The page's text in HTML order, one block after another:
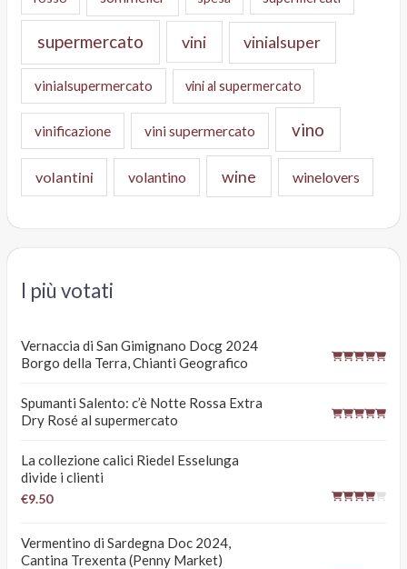
supermercato vini vinialsuper
vinialsupermercato vini al supermercato
vinificazione vini supermercato vino
volantini volantino wine winelovers
I più votati
Vernaccia di San Gimignano Docg 2024
Borgo della Terra, Chianti Geografico
Spumanti Salento: c’è Notte Rossa Extra
Dry Rosé al supermercato
La collezione calici Riedel Esselunga
divide i clienti
€9.50
Vermentino di Sardegna Doc 2024,
Cantina Trexenta (Penny Market)